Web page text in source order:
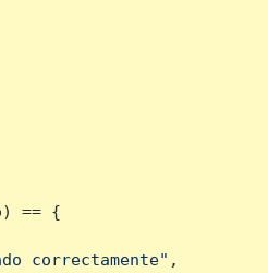
== {
correctamente" ,